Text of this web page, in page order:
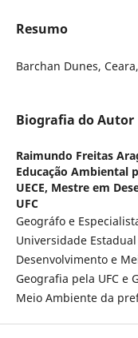
Resumo
Barchan Dunes,
Biografia do Autor
Raimundo Freitas
Educação Ambiental
UECE, Mestre em
UFC
Geográfo e
Universidade
Desenvolvimento e
Geografia pela UFC
Meio Ambiente da